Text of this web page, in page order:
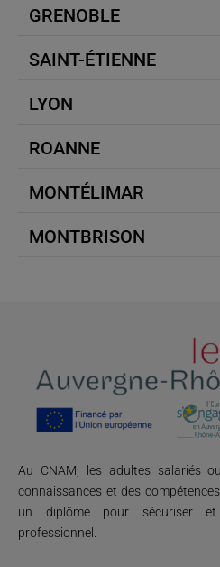
GRENOBLE
SAINT-ÉTIENNE
LYON
ROANNE
MONTÉLIMAR
MONTBRISON
Au CNAM, les adultes salariés
connaissances et des
un diplôme pour sécuriser
professionnel.